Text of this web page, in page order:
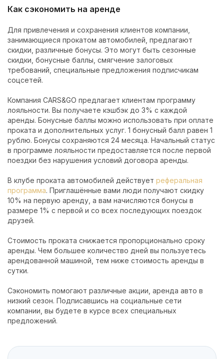
Как сэкономить на аренде
Для привлечения и сохранения клиентов компании,
занимающиеся прокатом автомобилей, предлагают
скидки, различные бонусы. Это могут быть сезонные
скидки, бонусные баллы, смягчение залоговых
требований, специальные предложения подписчикам
соцсетей.
Компания CARS&GO предлагает клиентам программу
лояльности. Вы получаете кэшбэк до 3% с каждой
аренды. Бонусные баллы можно использовать при оплате
проката и дополнительных услуг. 1 бонусный балл равен 1
рублю. Бонусы сохраняются 24 месяца. Начальный статус
в программе лояльности предоставляется после первой
поездки без нарушения условий договора аренды.
В клубе проката автомобилей действует реферальная
программа. Приглашённые вами люди получают скидку
10% на первую аренду, а вам начисляются бонусы в
размере 1% с первой и со всех последующих поездок
друзей.
Стоимость проката снижается пропорционально сроку
аренды. Чем большее количество дней вы пользуетесь
арендованной машиной, тем ниже стоимость аренды в
сутки.
Сэкономить помогают различные акции, аренда авто в
низкий сезон. Подписавшись на социальные сети
компании, вы будете в курсе всех специальных
предложений.